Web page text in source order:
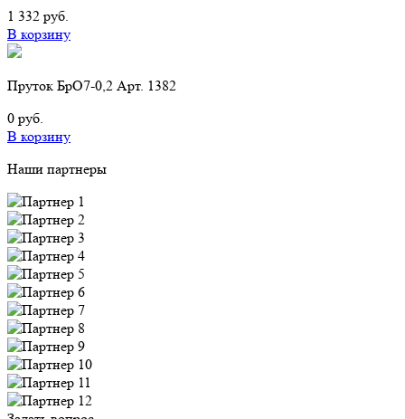
1 332 руб.
В корзину
Пруток БрО7-0,2 Арт. 1382
0 руб.
В корзину
Наши партнеры